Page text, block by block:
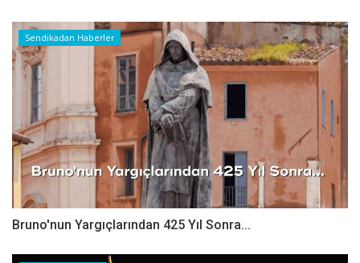
Sendikadan Haberler
Bruno'nun Yargıçlarından 425 Yıl Sonra...